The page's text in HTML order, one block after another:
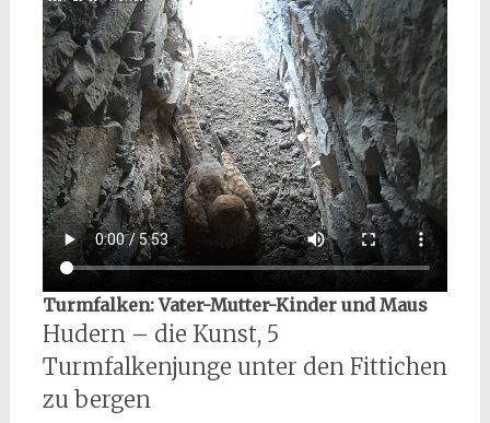
Turmfalken: Vater-Mutter-Kinder und Maus
Hudern – die Kunst, 5
Turmfalkenjunge unter den Fittichen
zu bergen